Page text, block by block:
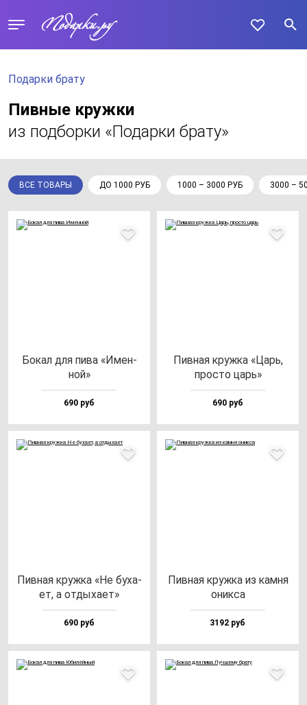
Подарки брату
Пивные кружки
из подборки «Подарки брату»
ВСЕ ТОВАРЫ ДО 1000 РУБ 1000 – 3000 РУБ 3000 –
Бокал для пи­ва «Имен­
ной»
690 руб
Пив­ная круж­ка «Царь,
прос­то царь»
690 руб
Пив­ная круж­ка «Не бу­ха­
ет, а от­ды­ха­ет»
690 руб
Пив­ная круж­ка из кам­ня
оник­са
3192 руб